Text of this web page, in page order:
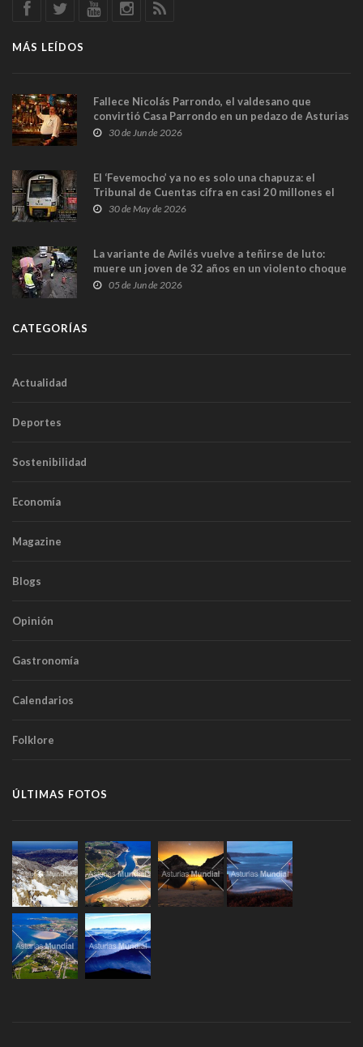
MÁS LEÍDOS
Fallece Nicolás Parrondo, el valdesano que
convirtió Casa Parrondo en un pedazo de Asturias
en Madrid
30 de Jun de 2026
El ‘Fevemocho’ ya no es solo una chapuza: el
Tribunal de Cuentas cifra en casi 20 millones el
sobrecoste de los trenes que no cabían por los
30 de May de 2026
La variante de Avilés vuelve a teñirse de luto:
muere un joven de 32 años en un violento choque
frontal
05 de Jun de 2026
CATEGORÍAS
Actualidad
Deportes
Sostenibilidad
Economía
Magazine
Blogs
Opinión
Gastronomía
Calendarios
Folklore
ÚLTIMAS FOTOS